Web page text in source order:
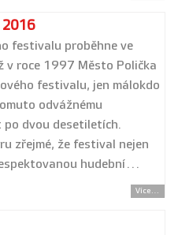
2016
festivalu proběhne ve
roce 1997 Město Polička
festivalu, jen málokdo
odvážnému
po dvou desetiletích.
zřejmé, že festival nejen
hudební…
Více...